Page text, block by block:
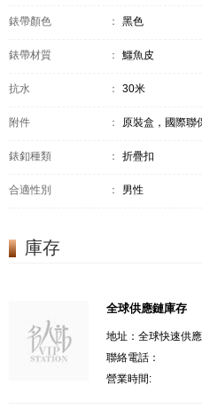
錶帶顏色 ： 黑色
錶帶材質 ： 鱷魚皮
抗水 ： 30米
附件 ： 原裝盒，國際聯
錶釦種類 ： 折疊扣
合適性別 ： 男性
庫存
全球供應鏈庫存
地址：全球快速供
聯絡電話：
營業時間: